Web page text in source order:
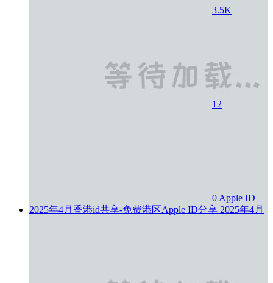
3.5K
12
0 Apple ID
2025年4月香港id共享-免费港区Apple ID分享 2025年4月